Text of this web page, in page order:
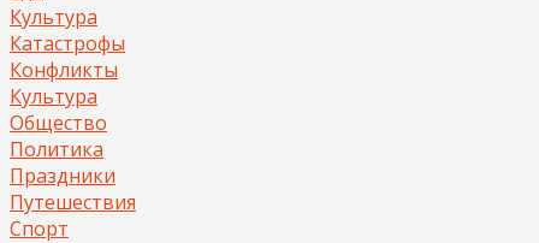
Культура
Катастрофы
Конфликты
Культура
Общество
Политика
Праздники
Путешествия
Спорт